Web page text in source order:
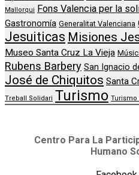
Mallorqui Fons Valencia per la
Gastronomía Generalitat Valenciana
Jesuiticas Misiones
Museo Santa Cruz La Vieja
Rubens Barbery San Ignacio
José de Chiquitos Santa
Treball Solidari Turismo Turismo
Centro Para La
Humano